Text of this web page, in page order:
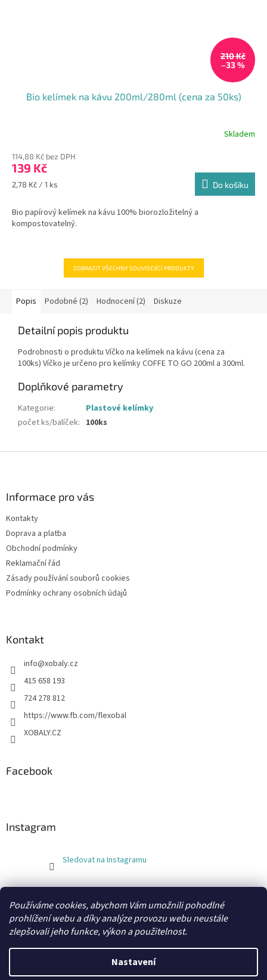
Používáme cookies, abychom Vám umožnili pohodlné
prohlížení webu a díky analýze provozu webu neustále
zlepšovali jeho funkce, výkon a použitelnost.
Nastavení
210 Kč
–33 %
Bio kelímek na kávu 200ml/280ml (cena za 50ks)
Skladem
114,88 Kč bez DPH
139 Kč
Měrná
2,78 Kč / 1 ks Do košíku
Bio papírový kelímek na kávu 100% biorozložitelný a
kompostovatelný.
ZOBRAZIT VŠECHNY SOUVISEJÍCÍ PRODUKTY
Popis Podobné (2) Hodnocení (2) Diskuze
Detailní popis produktu
Podrobnosti o produktu Víčko na kelímek na kávu (cena za
100ks) Víčko je určeno pro kelímky COFFE TO GO 200ml a 300ml.
Doplňkové parametry
Kategorie:
Plastové kelímky
počet ks/balíček: 100ks
Informace pro vás
Kontakty
Doprava a platba
Obchodní podmínky
Reklamační řád
Zásady používání souborů cookies
Podmínky ochrany osobních údajů
Kontakt
info@xobaly.cz
415 658 193
724 278 812
https://www.fb.com/flexobal
XOBALY.CZ
Facebook
Instagram
Sledovat na Instagramu